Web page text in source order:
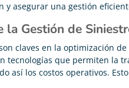
asegurar una gestión
la Gestión de
claves en la optimización
tecnologías que permiten la
así los costos operativos.

Ahorramos tiempo,